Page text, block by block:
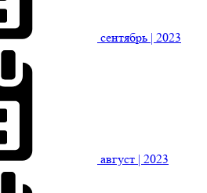
сентябрь | 2023
август | 2023